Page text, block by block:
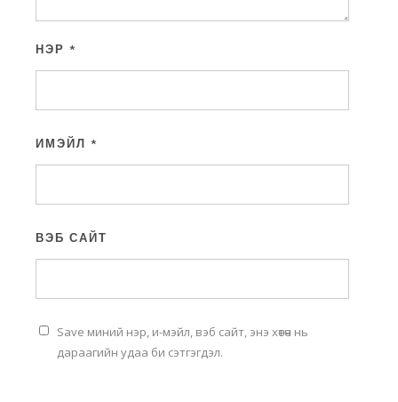
НЭР *
ИМЭЙЛ *
ВЭБ САЙТ
Save миний нэр, и-мэйл, вэб сайт, энэ хөтөч нь
дараагийн удаа би сэтгэгдэл.